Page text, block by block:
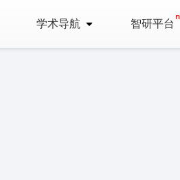
学术导航 智研平台